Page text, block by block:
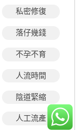
私密修復
落仔幾錢
不孕不育
人流時間
陰道緊縮
人工流產